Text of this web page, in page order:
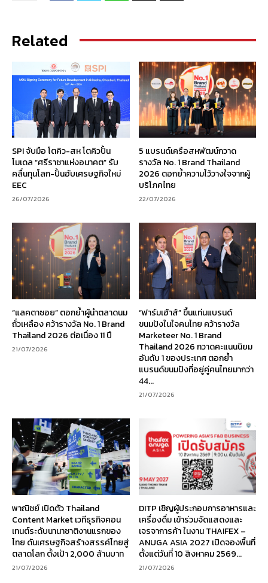
Related
SPI จับมือ โตคิว-สห โตคิวปั้น
โมเดล “ศรีราชาแห่งอนาคต” รับ
คลื่นทุนโลก-ปั้นฮับเศรษฐกิจใหม่
EEC
26/07/2026
5 แบรนด์เครือสหพัฒน์กวาด
รางวัล No. 1 Brand Thailand
2026 ตอกย้ำความไว้วางใจจากผู้
บริโภคไทย
22/07/2026
“แลคตาซอย” ตอกย้ำผู้นำตลาดนม
ถั่วเหลือง คว้ารางวัล No. 1 Brand
Thailand 2026 ต่อเนื่อง 11 ปี
21/07/2026
“ฟาร์มเฮ้าส์” ขึ้นแท่นแบรนด์
ขนมปังในใจคนไทย คว้ารางวัล
Marketeer No. 1 Brand
Thailand 2026 กวาดคะแนนนิยม
อันดับ 1 ของประเทศ ตอกย้ำ
แบรนด์ขนมปังที่อยู่คู่คนไทยมากว่า
44...
21/07/2026
พาณิชย์ เปิดตัว Thailand
Content Market เวทีธุรกิจคอน
เทนต์ระดับนานาชาติงานแรกของ
ไทย ดันเศรษฐกิจสร้างสรรค์ไทยสู่
ตลาดโลก ตั้งเป้า 2,000 ล้านบาท
21/07/2026
DITP เชิญผู้ประกอบการอาหารและ
เครื่องดื่ม เข้าร่วมจัดแสดงและ
เจรจาการค้า ในงาน THAIFEX –
ANUGA ASIA 2027 เปิดจองพื้นที่
ตั้งแต่วันที่ 10 สิงหาคม 2569...
21/07/2026